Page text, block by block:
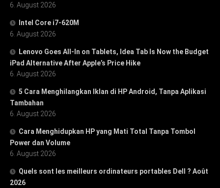
6. August 2026
Intel Core i7-620M
6. August 2026
Lenovo Goes All-In on Tablets, Idea Tab Is Now the Budget
iPad Alternative After Apple’s Price Hike
6. August 2026
5 Cara Menghilangkan Iklan di HP Android, Tanpa Aplikasi
Tambahan
6. August 2026
Cara Menghidupkan HP yang Mati Total Tanpa Tombol
Power dan Volume
6. August 2026
Quels sont les meilleurs ordinateurs portables Dell ? Août
2026